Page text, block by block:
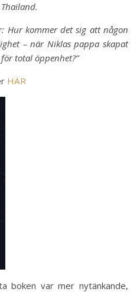
Hur kommer det sig att någon
– när Niklas pappa skapat
total öppenhet?”
HÄR
boken var mer nytänkande,